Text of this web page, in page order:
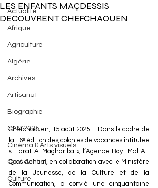
Actualité
Afrique
Agriculture
Algérie
Archives
Artisanat
Biographie
CAN 2025
Cinéma & Arts visuels
Confidentiel
Culture
LES ENFANTS MAQDESSIS
DECOUVRENT CHEFCHAOUEN
Chefchaouen, 15 août 2025 – Dans le cadre de
la 16ᵉ édition des colonies de vacances intitulée
« Harat Al Maghariba », l’Agence Bayt Mal Al-
Qods Acharif, en collaboration avec le Ministère
de la Jeunesse, de la Culture et de la
Communication, a convié une cinquantaine